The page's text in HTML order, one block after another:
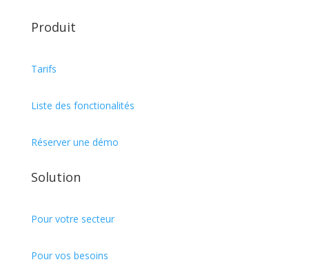
Produit
Tarifs
Liste des fonctionalités
Réserver une démo
Solution
Pour votre secteur
Pour vos besoins